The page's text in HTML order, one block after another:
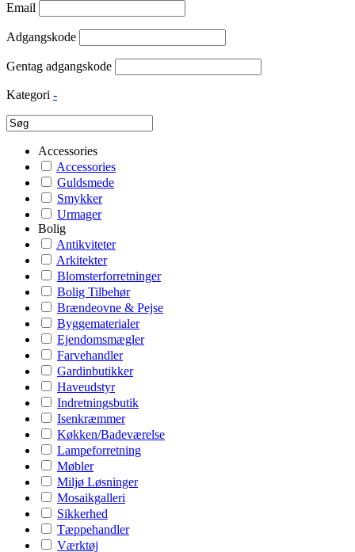
Email
Adgangskode
Gentag adgangskode
Kategori -
Accessories
Accessories
Guldsmede
Smykker
Urmager
Bolig
Antikviteter
Arkitekter
Blomsterforretninger
Bolig Tilbehør
Brændeovne & Pejse
Byggematerialer
Ejendomsmægler
Farvehandler
Gardinbutikker
Haveudstyr
Indretningsbutik
Isenkræmmer
Køkken/Badeværelse
Lampeforretning
Møbler
Miljø Løsninger
Mosaikgalleri
Sikkerhed
Tæppehandler
Værktøj